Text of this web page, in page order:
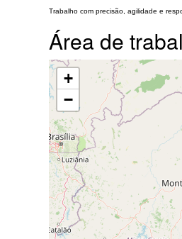
Trabalho com precisão, agilidade e
Área de
+
−